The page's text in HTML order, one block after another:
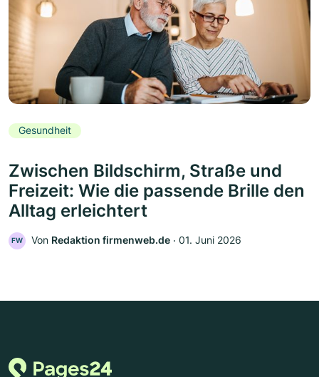
Gesundheit
Zwischen Bildschirm, Straße und
Freizeit: Wie die passende Brille den
Alltag erleichtert
FW Von Redaktion firmenweb.de ‧ 01. Juni 2026